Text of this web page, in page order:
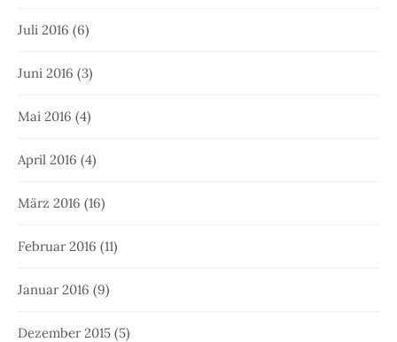
Juli 2016 (6)
Juni 2016 (3)
Mai 2016 (4)
April 2016 (4)
März 2016 (16)
Februar 2016 (11)
Januar 2016 (9)
Dezember 2015 (5)